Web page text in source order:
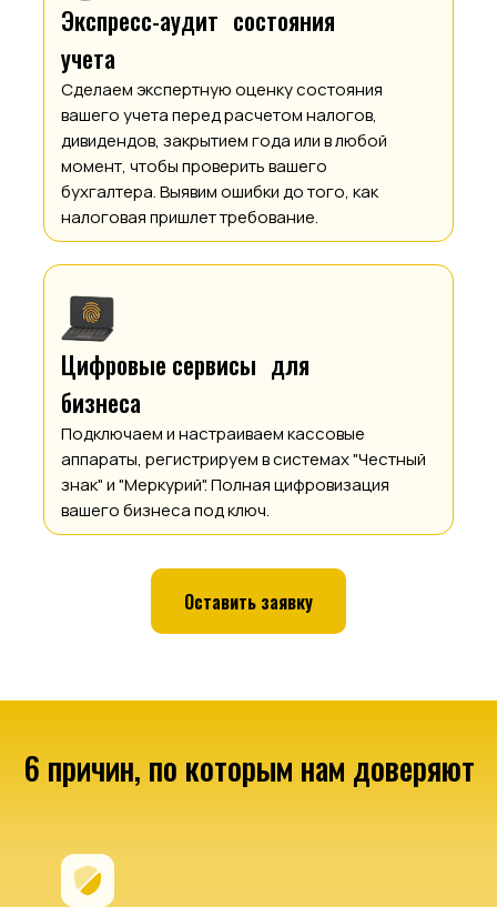
Экспресс-аудит состояния
учета
Сделаем экспертную оценку состояния
вашего учета перед расчетом налогов,
дивидендов, закрытием года или в любой
момент, чтобы проверить вашего
бухгалтера. Выявим ошибки до того, как
налоговая пришлет требование.
Цифровые сервисы для
бизнеса
Подключаем и настраиваем кассовые
аппараты, регистрируем в системах "Честный
знак" и "Меркурий". Полная цифровизация
вашего бизнеса под ключ.
Оставить заявку
6 причин, по которым нам доверяют